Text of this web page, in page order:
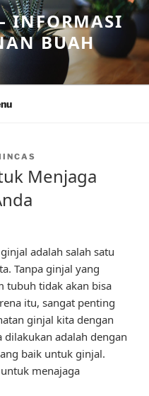
INFORMASI
BUAH
Menjaga
adalah salah satu
Tanpa ginjal yang
tubuh tidak akan bisa
itu, sangat penting
ginjal kita dengan
dilakukan adalah dengan
baik untuk ginjal.
menajaga